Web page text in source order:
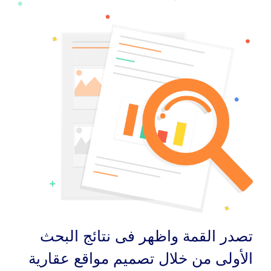
تصدر القمة واظهر فى نتائج البحث
الأولى من خلال تصميم مواقع عقارية